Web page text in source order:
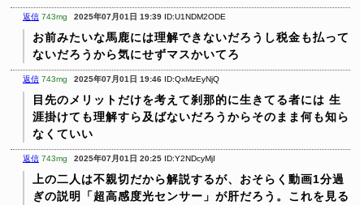
返信 743mg 2025年07月01日 19:39 ID:U1NDM2ODE
お前みたいな馬鹿には理解できないだろうし税金も払って
ないだろうから気にせずマスかいてろ
返信 743mg 2025年07月01日 19:46 ID:QxMzEyNjQ
目先のメリットだけを考えて刹那的に生きてる者には 生
涯掛けても理解すら及ばないだろうからそのまま何も知ら
なくていい
返信 743mg 2025年07月01日 20:25 ID:Y2NDcyMjI
上の二人は不親切だから解説するが、おそらく動画1分過
ぎの説明「超高感度光センサー」が肝だろう。これを見る